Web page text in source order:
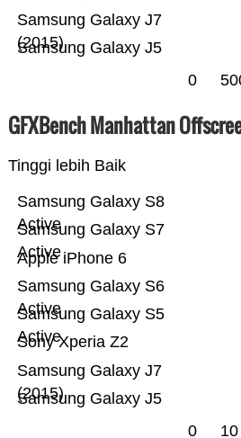
Samsung Galaxy J5
Samsung Galaxy J7
(2015)
0
GFXBench Manhattan
Tinggi lebih Baik
Samsung Galaxy J5
Samsung Galaxy J7
(2015)
Sony Xperia Z2
Samsung Galaxy S5
Active
Samsung Galaxy S6
Active
Apple iPhone 6
Samsung Galaxy S7
Active
Samsung Galaxy S8
Active
0 10